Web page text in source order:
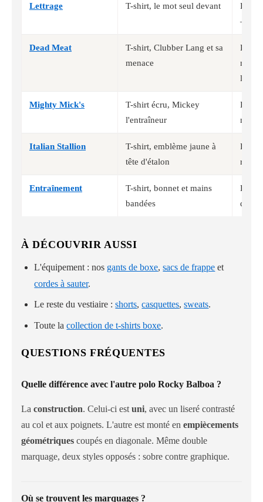
Lettrage T-shirt, le mot seul devant
Le
— 9
Dead Meat
T-shirt, Clubber Lang et sa
menace
Le
Mighty Mick's
T-shirt écru, Mickey
l'entraîneur
Le
Italian Stallion
T-shirt, emblème jaune à
tête d'étalon
Le
ring
Entraînement
T-shirt, bonnet et mains
bandées
Le
que
À DÉCOUVRIR AUSSI
L'équipement : nos gants de boxe,sacs de frappe et
cordes à sauter.
Le reste du vestiaire :shorts,casquettes,sweats.
Toute lacollection de t-shirts boxe.
QUESTIONS FRÉQUENTES
Quelle différence avec l'autre polo Rocky Balboa ?
La construction. Celui-ci est uni, avec un liseré contrasté
au col et aux poignets. L'autre est monté en empiècements
géométriques coupés en diagonale. Même double
marquage, deux styles opposés : sobre contre graphique.
Où se trouvent les marquages ?